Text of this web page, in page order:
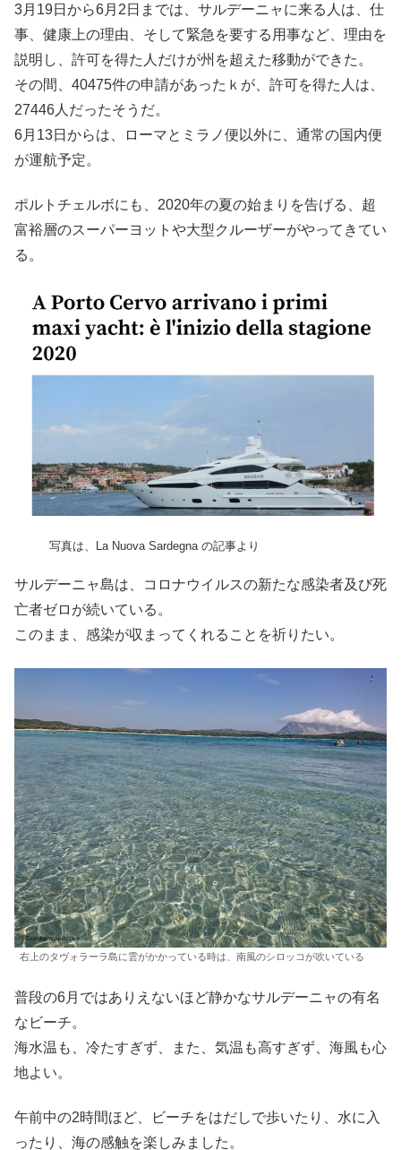
3月19日から6月2日までは、サルデーニャに来る人は、仕
事、健康上の理由、そして緊急を要する用事など、理由を
説明し、許可を得た人だけが州を超えた移動ができた。
その間、40475件の申請があったｋが、許可を得た人は、
27446人だったそうだ。
6月13日からは、ローマとミラノ便以外に、通常の国内便
が運航予定。
ポルトチェルボにも、2020年の夏の始まりを告げる、超
富裕層のスーパーヨットや大型クルーザーがやってきてい
る。
写真は、La Nuova Sardegna の記事より
サルデーニャ島は、コロナウイルスの新たな感染者及び死
亡者ゼロが続いている。
このまま、感染が収まってくれることを祈りたい。
右上のタヴォラーラ島に雲がかかっている時は、南風のシロッコが吹いている
普段の6月ではありえないほど静かなサルデーニャの有名
なビーチ。
海水温も、冷たすぎず、また、気温も高すぎず、海風も心
地よい。
午前中の2時間ほど、ビーチをはだしで歩いたり、水に入
ったり、海の感触を楽しみました。